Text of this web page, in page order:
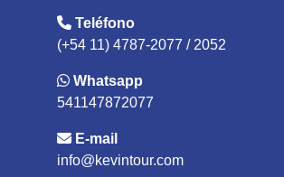
Teléfono
(+54 11) 4787-2077 / 2052
Whatsapp
541147872077
E-mail
info@kevintour.com